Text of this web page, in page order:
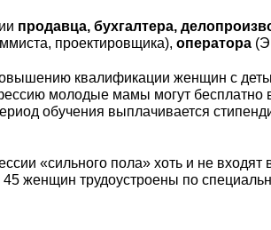
продавца, бухгалтера,
проектировщика), оператора
квалификации женщин с
молодые мамы могут бесплатно
обучения выплачивается
«сильного пола» хоть и не
женщин трудоустроены по